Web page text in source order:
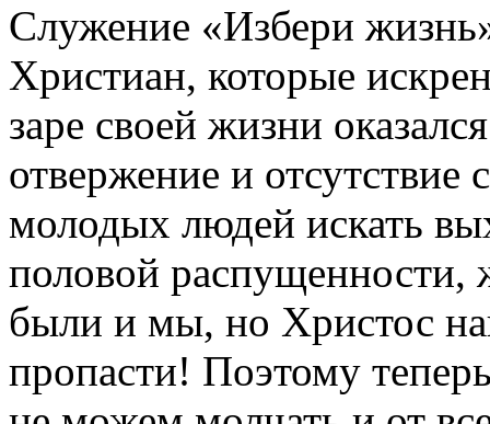
Служение «Избери
Христиан, которые
заре своей жизни
отвержение и
молодых людей искать
половой распущенности,
были и мы, но Христос
пропасти! Поэтому